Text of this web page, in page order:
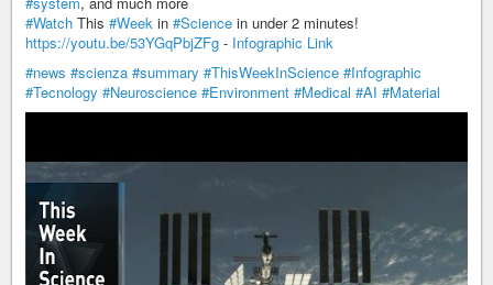
#Watch This #Week in #Science in under 2 minutes!
https://youtu.be/53YGqPbjZFg - Infographic Link
#news #scienza #summary #ThisWeekInScience #Infographic
#Tecnology #Neuroscience #Environment #Medical #AI #Material